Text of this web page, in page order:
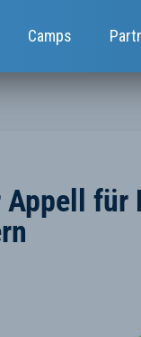
Camps
Appell für